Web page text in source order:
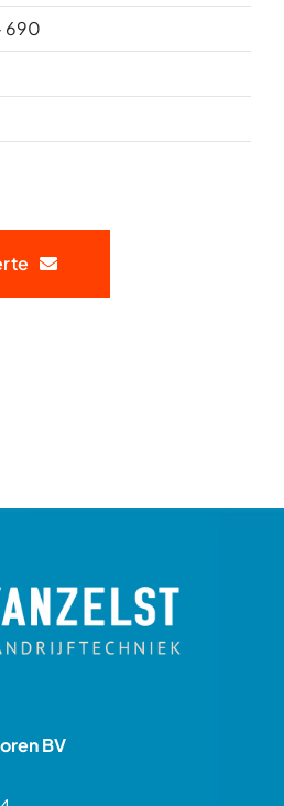
690
BV